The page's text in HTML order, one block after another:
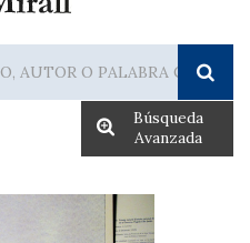
Búsqueda
Avanzada